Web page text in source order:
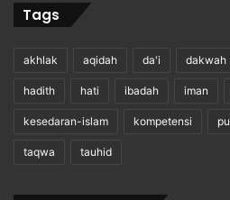
Tags
akhlak aqidah da'i dakwah
hadith hati ibadah iman
kesedaran-islam kompetensi
taqwa tauhid